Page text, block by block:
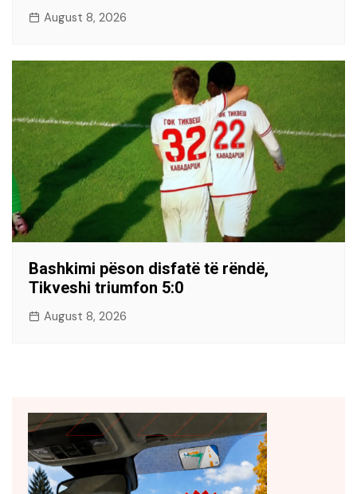
August 8, 2026
Bashkimi pëson disfatë të rëndë,
Tikveshi triumfon 5:0
August 8, 2026